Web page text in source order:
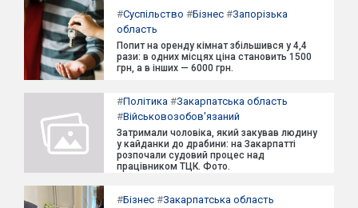
#Суспільство #Бізнес #Запорізька
область
Попит на оренду кімнат збільшився у 4,4
рази: в одних місцях ціна становить 1500
грн, а в інших — 6000 грн.
#Політика #Закарпатська область
#Військовозобов'язаний
Затримали чоловіка, який закував людину
у кайданки до драбини: на Закарпатті
розпочали судовий процес над
працівником ТЦК. Фото.
#Бізнес #Закарпатська область